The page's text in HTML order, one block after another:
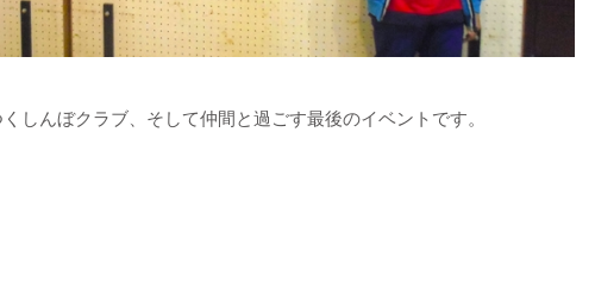
しんぼクラブ、そして仲間と過ごす最後のイベントです。